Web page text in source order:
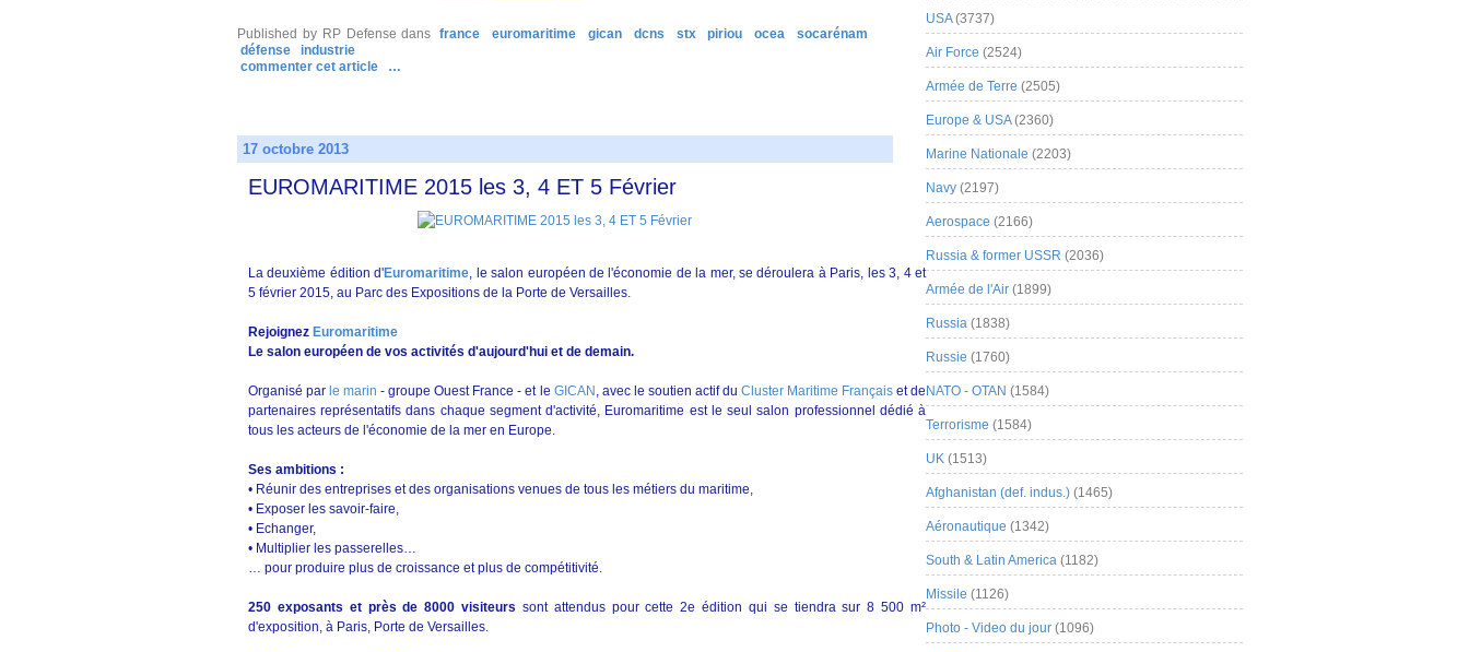
Published by RP Defense dans france euromaritime gican dcns stx piriou ocea
socarénam
défense
industrie
commenter cet article
…
17 octobre 2013
EUROMARITIME 2015 les 3, 4 ET 5 Février
La deuxième édition d'Euromaritime, le salon européen de l'économie de la mer, se déroulera à Paris, les 3, 4 et
5 février 2015, au Parc des Expositions de la Porte de Versailles.
Rejoignez Euromaritime
Le salon européen de vos activités d'aujourd'hui et de demain.
Organisé par le marin - groupe Ouest France - et le GICAN , avec le soutien actif du Cluster Maritime Françaiset de
partenaires représentatifs dans chaque segment d'activité, Euromaritime est le seul salon professionnel dédié à
tous les acteurs de l'économie de la mer en Europe.
Ses ambitions :
• Réunir des entreprises et des organisations venues de tous les métiers du maritime,
• Exposer les savoir-faire,
• Echanger,
• Multiplier les passerelles…
… pour produire plus de croissance et plus de compétitivité.
250 exposants et près de 8000 visiteurs sont attendus pour cette 2e édition qui se tiendra sur 8 500 m²
d'exposition, à Paris, Porte de Versailles.
USA(3737)
Air Force (2524)
Armée de Terre (2505)
Europe & USA(2360)
Marine Nationale (2203)
Navy (2197)
Aerospace (2166)
Russia & former USSR (2036)
Armée de l'Air (1899)
Russia (1838)
Russie (1760)
NATO - OTAN (1584)
Terrorisme (1584)
UK (1513)
Afghanistan (def. indus.) (1465)
Aéronautique (1342)
South & Latin America (1182)
Missile (1126)
Photo - Video du jour (1096)